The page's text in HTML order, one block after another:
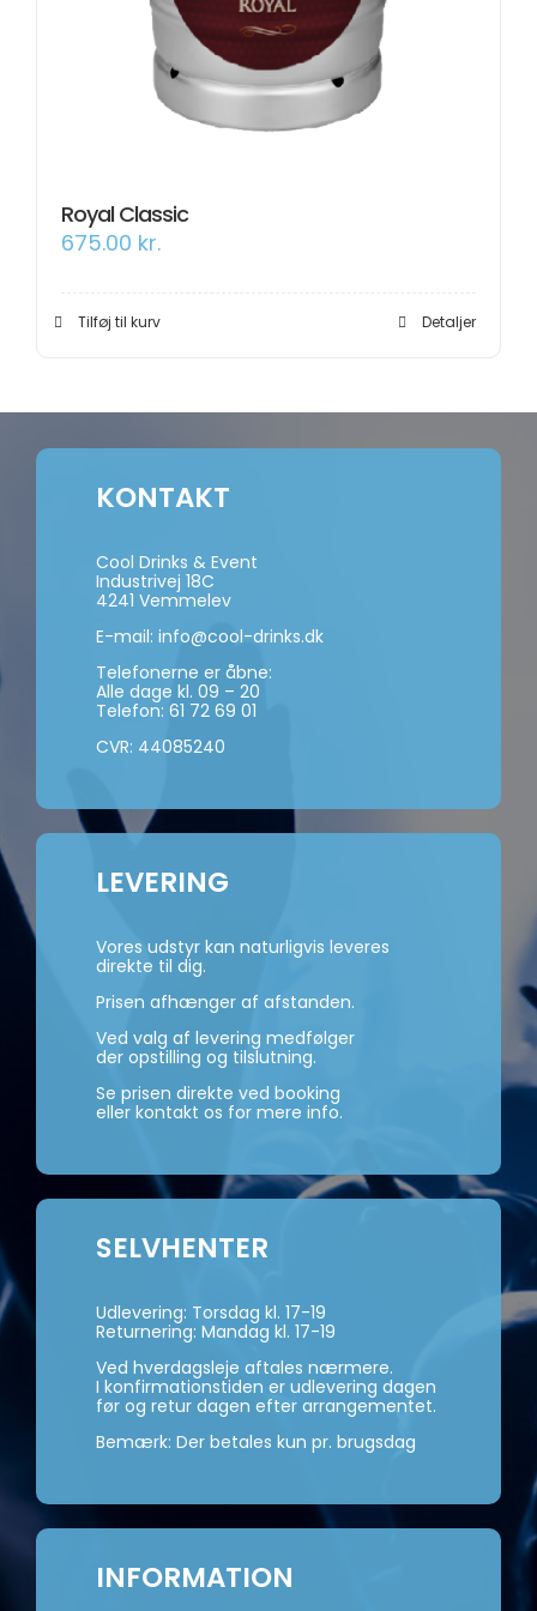
Royal Classic
675.00 kr.
Tilføj til kurv Detaljer
KONTAKT
Cool Drinks & Event
Industrivej 18C
4241 Vemmelev
E-mail: info@cool-drinks.dk
Telefonerne er åbne:
Alle dage kl. 09 – 20
Telefon: 61 72 69 01
CVR: 44085240
LEVERING
Vores udstyr kan naturligvis leveres
direkte til dig.
Prisen afhænger af afstanden.
Ved valg af levering medfølger
der opstilling og tilslutning.
Se prisen direkte ved booking
eller kontakt os for mere info.
SELVHENTER
Udlevering: Torsdag kl. 17-19
Returnering: Mandag kl. 17-19
Ved hverdagsleje aftales nærmere.
I konfirmationstiden er udlevering dagen
før og retur dagen efter arrangementet.
Bemærk: Der betales kun pr. brugsdag
INFORMATION